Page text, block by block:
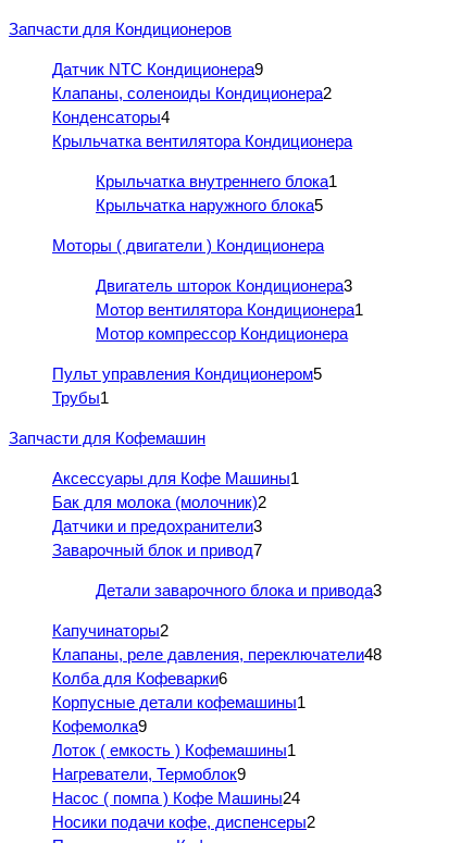
Запчасти для Кондиционеров
Датчик NTC Кондиционера9
Клапаны, соленоиды Кондиционера2
Конденсаторы4
Крыльчатка вентилятора Кондиционера
Крыльчатка внутреннего блока1
Крыльчатка наружного блока5
Моторы ( двигатели ) Кондиционера
Двигатель шторок Кондиционера3
Мотор вентилятора Кондиционера1
Мотор компрессор Кондиционера
Пульт управления Кондиционером5
Трубы1
Запчасти для Кофемашин
Аксессуары для Кофе Машины1
Бак для молока (молочник)2
Датчики и предохранители3
Заварочный блок и привод7
Детали заварочного блока и привода3
Капучинаторы2
Клапаны, реле давления, переключатели48
Колба для Кофеварки6
Корпусные детали кофемашины1
Кофемолка9
Лоток ( емкость ) Кофемашины1
Нагреватели, Термоблок9
Насос ( помпа ) Кофе Машины24
Носики подачи кофе, диспенсеры2